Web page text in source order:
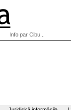
Info par Cibu...